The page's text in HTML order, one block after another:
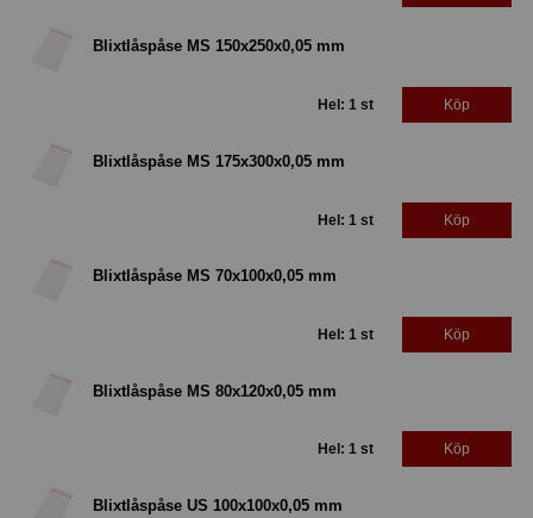
Blixtlåspåse MS 150x250x0,05 mm
Hel: 1 st Köp
Blixtlåspåse MS 175x300x0,05 mm
Hel: 1 st Köp
Blixtlåspåse MS 70x100x0,05 mm
Hel: 1 st Köp
Blixtlåspåse MS 80x120x0,05 mm
Hel: 1 st Köp
Blixtlåspåse US 100x100x0,05 mm